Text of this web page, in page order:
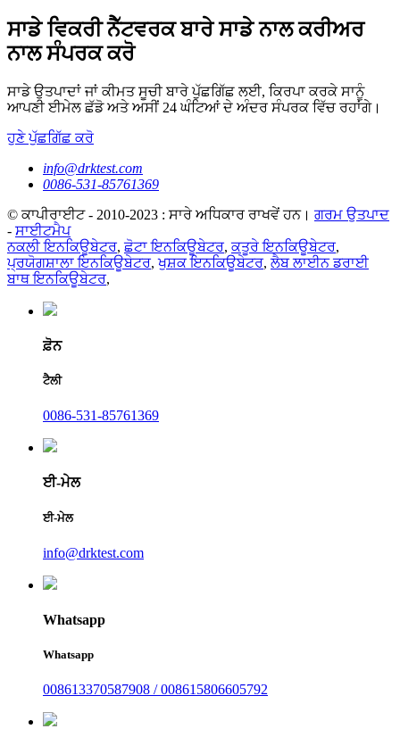
ਸਾਡੇ ਵਿਕਰੀ ਨੈੱਟਵਰਕ ਬਾਰੇ ਸਾਡੇ ਨਾਲ ਕਰੀਅਰ
ਨਾਲ ਸੰਪਰਕ ਕਰੋ
ਸਾਡੇ ਉਤਪਾਦਾਂ ਜਾਂ ਕੀਮਤ ਸੂਚੀ ਬਾਰੇ ਪੁੱਛਗਿੱਛ ਲਈ, ਕਿਰਪਾ ਕਰਕੇ ਸਾਨੂੰ
ਆਪਣੀ ਈਮੇਲ ਛੱਡੋ ਅਤੇ ਅਸੀਂ 24 ਘੰਟਿਆਂ ਦੇ ਅੰਦਰ ਸੰਪਰਕ ਵਿੱਚ ਰਹਾਂਗੇ।
ਹੁਣੇ ਪੁੱਛਗਿੱਛ ਕਰੋ
info@drktest.com
0086-531-85761369
© ਕਾਪੀਰਾਈਟ - 2010-2023 : ਸਾਰੇ ਅਧਿਕਾਰ ਰਾਖਵੇਂ ਹਨ। ਗਰਮ ਉਤਪਾਦ
- ਸਾਈਟਮੈਪ
ਨਕਲੀ ਇਨਕਿਊਬੇਟਰ,ਛੋਟਾ ਇਨਕਿਊਬੇਟਰ,ਕਤੂਰੇ ਇਨਕਿਊਬੇਟਰ,
ਪ੍ਰਯੋਗਸ਼ਾਲਾ ਇਨਕਿਊਬੇਟਰ,ਖੁਸ਼ਕ ਇਨਕਿਊਬੇਟਰ,ਲੈਬ ਲਾਈਨ ਡਰਾਈ
ਬਾਥ ਇਨਕਿਊਬੇਟਰ,
ਫ਼ੋਨ
ਟੈਲੀ
0086-531-85761369
ਈ-ਮੇਲ
ਈ-ਮੇਲ
info@drktest.com
Whatsapp
Whatsapp
008613370587908 / 008615806605792